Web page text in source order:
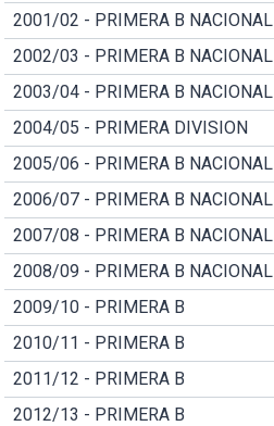
2001/02 - PRIMERA B NACIONAL
2002/03 - PRIMERA B NACIONAL
2003/04 - PRIMERA B NACIONAL
2004/05 - PRIMERA DIVISION
2005/06 - PRIMERA B NACIONAL
2006/07 - PRIMERA B NACIONAL
2007/08 - PRIMERA B NACIONAL
2008/09 - PRIMERA B NACIONAL
2009/10 - PRIMERA B
2010/11 - PRIMERA B
2011/12 - PRIMERA B
2012/13 - PRIMERA B